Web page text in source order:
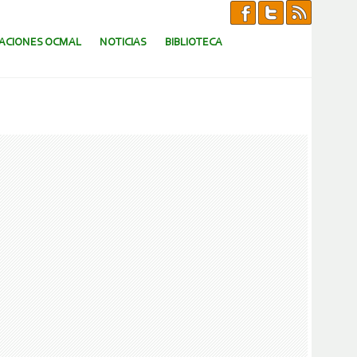
OCMAL NOTICIAS BIBLIOTECA